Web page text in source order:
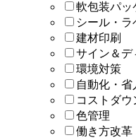
軟包装パッ
シール・ラ
建材印刷
サイン＆デ
環境対策
自動化・省
コストダウ
色管理
働き方改革